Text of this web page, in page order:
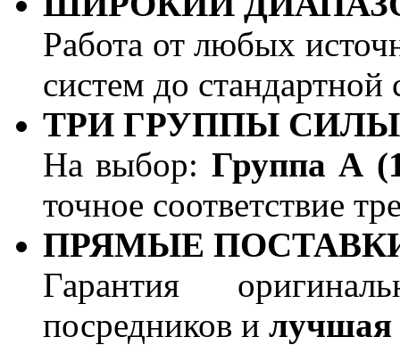
Работа от любых
систем до стандартной
ТРИ ГРУППЫ
На выбор: Группа А
точное соответствие
ПРЯМЫЕ
Гарантия
посредников и лучшая